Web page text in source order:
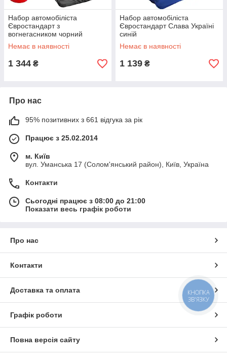
Набор автомобіліста
Євростандарт з
вогнегасником чорний
Немає в наявності
1 344 ₴
Набор автомобіліста
Євростандарт Слава Україні
синій
Немає в наявності
1 139 ₴
Про нас
95% позитивних з 661 відгука за рік
Працює з 25.02.2014
м. Київ
вул. Уманська 17 (Солом'янський район), Київ, Україна
Контакти
Сьогодні працює з 08:00 до 21:00
Показати весь графік роботи
Про нас
Контакти
Доставка та оплата
Графік роботи
Повна версія сайту
КНОПКА
ЗВ'ЯЗКУ